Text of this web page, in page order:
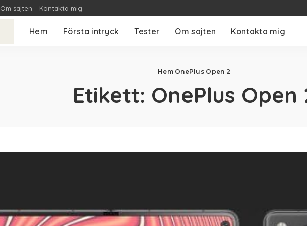
Om sajten Kontakta mig
Hem Första intryck Tester Om sajten Kontakta mig
Hem OnePlus Open 2
Etikett: OnePlus Open